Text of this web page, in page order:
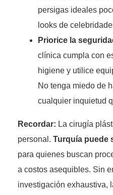
persigas ideales
looks de
Priorice la
clínica cumpla con
higiene y utilice
No tenga miedo de
cualquier inquietud
Recordar: La cirugía
personal. Turquía puede
para quienes buscan
a costos asequibles. Sin
investigación exhaustiva,